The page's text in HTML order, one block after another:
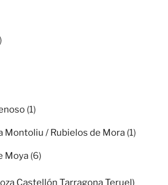
(1)
Montoliu / Rubielos de Mora (1)
Moya (6)